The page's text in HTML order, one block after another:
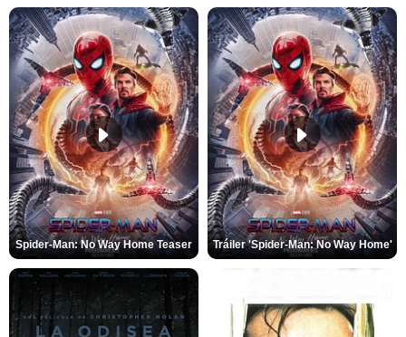
Spider-Man: No Way Home Teaser Tráiler 'Spider-Man: No Way Home'